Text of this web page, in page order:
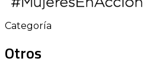
Categoría
Otros